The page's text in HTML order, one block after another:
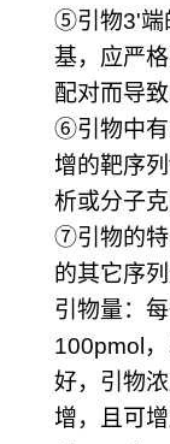
⑤引物3'端
基，应严
配对而导致
⑥引物中
增的靶序列
析或分子克
⑦引物的
的其它序
引物量：
100pmol
好，引物
增，且可